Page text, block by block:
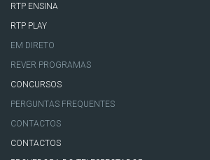
RTP ENSINA
RTP PLAY
EM DIRETO
REVER PROGRAMAS
CONCURSOS
PERGUNTAS FREQUENTES
CONTACTOS
CONTACTOS